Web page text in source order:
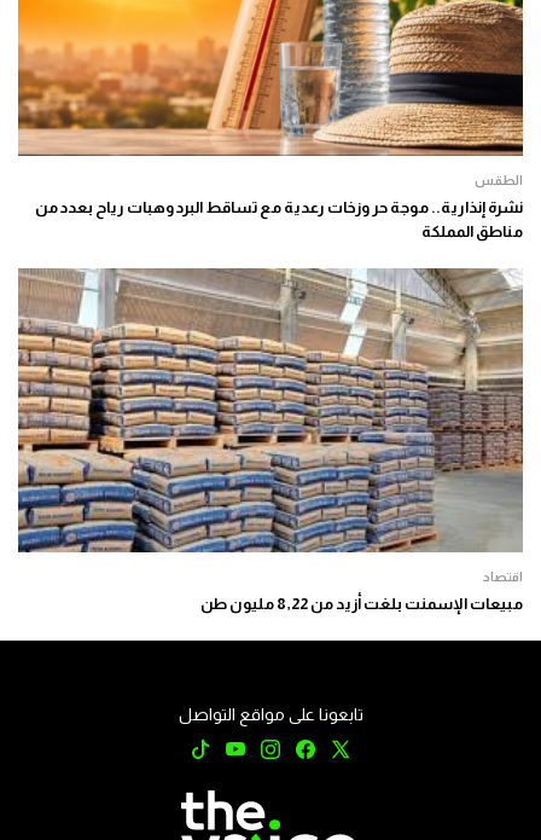
الطقس
نشرة إنذارية.. موجة حر وزخات رعدية مع تساقط البرد وهبات رياح بعدد من
مناطق المملكة
اقتصاد
مبيعات الإسمنت بلغت أزيد من 8,22 مليون طن
تابعونا على مواقع التواصل